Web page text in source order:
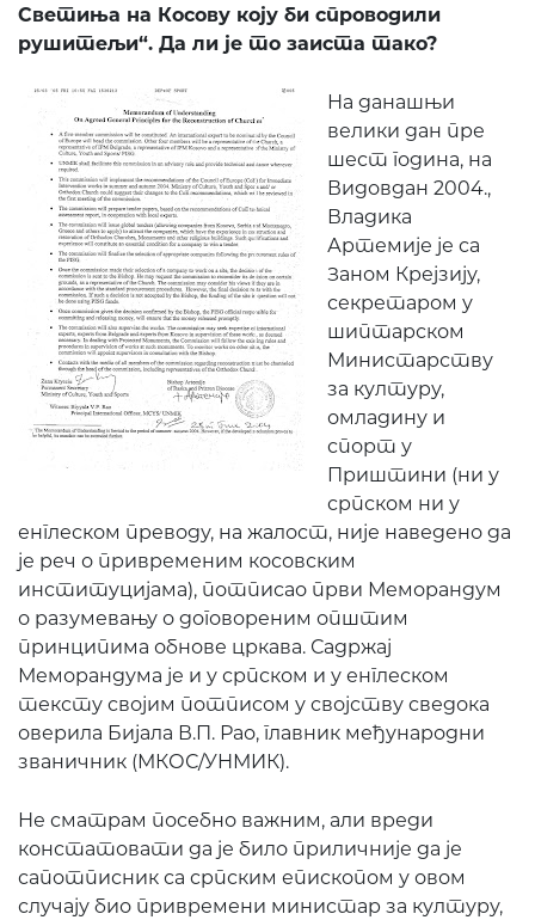
Светиња на Косову коју би спроводили
рушитељи“. Да ли је то заиста тако?
На данашњи
велики дан пре
шест година, на
Видовдан 2004.,
Владика
Артемије је са
Заном Крејзију,
секретаром у
шиптарском
Министарству
за културу,
омладину и
спорт у
Приштини (ни у
српском ни у
енглеском преводу, на жалост, није наведено да
је реч о привременим косовским
институцијама), потписао први Меморандум
о разумевању о договореним општим
принципима обнове цркава. Садржај
Меморандума је и у српском и у енглеском
тексту својим потписом у својству сведока
оверила Бијала В.П. Рао, главник међународни
званичник (МКОС/УНМИК).
Не сматрам посебно важним, али вреди
констатовати да је било приличније да је
сапотписник са српским епископом у овом
случају био привремени министар за културу,